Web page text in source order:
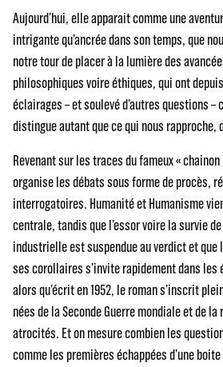
Aujourd’hui, elle apparait comme une
intrigante qu’ancrée dans son temps, que
notre tour de placer à la lumière des
philosophiques voire éthiques, qui ont
éclairages – et soulevé d’autres questions –
distingue autant que ce qui nous rapproche,
Revenant sur les traces du fameux «
organise les débats sous forme de procès,
interrogatoires. Humanité et Humanisme
centrale, tandis que l’essor voire la survie
industrielle est suspendue au verdict et que
ses corollaires s’invite rapidement dans les
alors qu’écrit en 1952, le roman s’inscrit
nées de la Seconde Guerre mondiale et de
atrocités. Et on mesure combien les
comme les premières échappées d’une